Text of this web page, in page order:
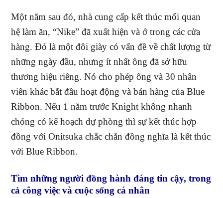
Một năm sau đó, nhà cung cấp kết thúc mối quan
hệ làm ăn, “Nike” đã xuất hiện và ở trong các cửa
hàng. Đó là một đôi giày có vấn đề về chất lượng từ
những ngày đầu, nhưng ít nhất ông đã sở hữu
thương hiệu riêng. Nó cho phép ông và 30 nhân
viên khác bắt đầu hoạt động và bán hàng của Blue
Ribbon. Nếu 1 năm trước Knight không nhanh
chóng có kế hoạch dự phòng thì sự kết thúc hợp
đồng với Onitsuka chắc chắn đồng nghĩa là kết thúc
với Blue Ribbon.
Tìm những người đồng hành đáng tin cậy, trong
cả công việc và cuộc sống cá nhân